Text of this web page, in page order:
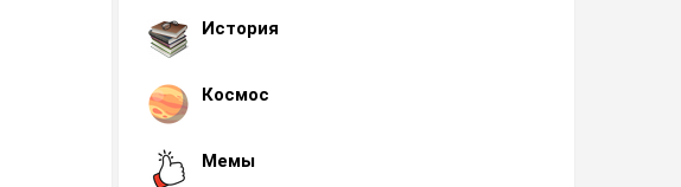
История
Космос
Мемы